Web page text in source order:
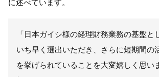
に述べています。
「日本ガイシ様の経理財務業務の基盤と
いち早く選出いただき、さらに短期間の
を挙げられていることを大変嬉しく思い